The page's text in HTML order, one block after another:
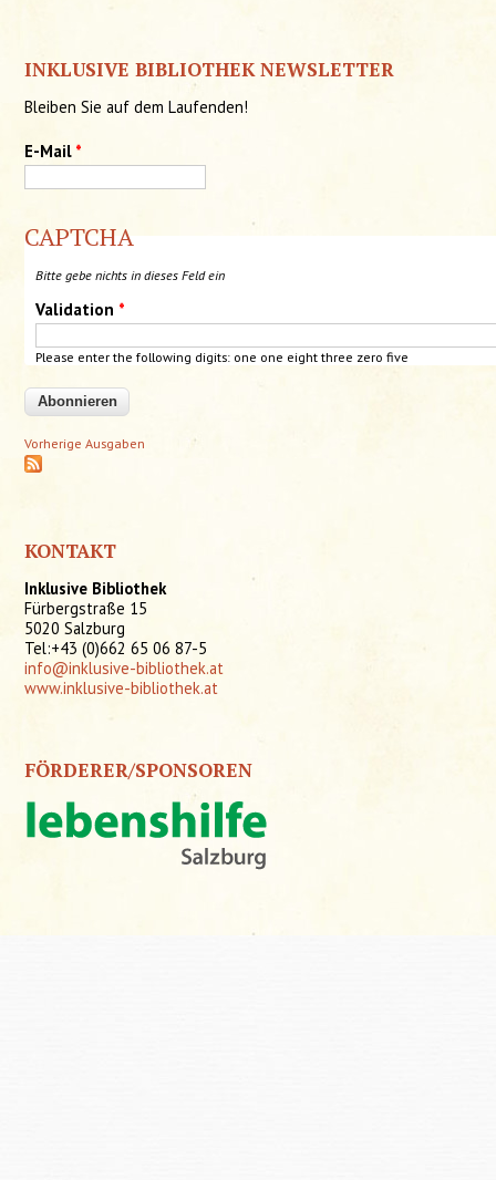
INKLUSIVE BIBLIOTHEK NEWSLETTER
Bleiben Sie auf dem Laufenden!
E-Mail *
CAPTCHA
Bitte gebe nichts in dieses Feld ein
Validation *
Please enter the following digits: one one eight three zero five
Vorherige Ausgaben
KONTAKT
Inklusive Bibliothek
Fürbergstraße 15
5020 Salzburg
Tel:+43 (0)662 65 06 87-5
info@inklusive-bibliothek.at
www.inklusive-bibliothek.at
FÖRDERER/SPONSOREN